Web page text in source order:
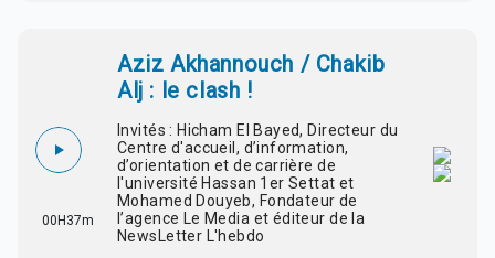
00H37m
Aziz Akhannouch / Chakib
Alj : le clash !
Invités : Hicham El Bayed, Directeur du
Centre d'accueil, d’information,
d’orientation et de carrière de
l'université Hassan 1er Settat et
Mohamed Douyeb, Fondateur de
l’agence Le Media et éditeur de la
NewsLetter L'hebdo